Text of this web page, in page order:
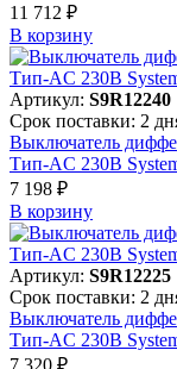
11 712 ₽
В корзинy
Артикул: S9R12240
Срок поставки: 2
Выключатель
Тип-AC 230В
7 198 ₽
В корзинy
Артикул: S9R12225
Срок поставки: 2
Выключатель
Тип-AC 230В